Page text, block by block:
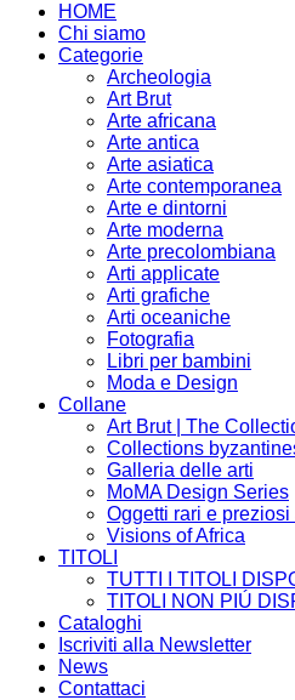
HOME
Chi siamo
Categorie
Archeologia
Art Brut
Arte africana
Arte antica
Arte asiatica
Arte contemporanea
Arte e dintorni
Arte moderna
Arte precolombiana
Arti applicate
Arti grafiche
Arti oceaniche
Fotografia
Libri per bambini
Moda e Design
Collane
Art Brut | The
Collections
Galleria delle arti
MoMA Design Series
Oggetti rari e preziosi
Visions of Africa
TITOLI
TUTTI I TITOLI
TITOLI NON PIÚ
Cataloghi
Iscriviti alla Newsletter
News
Contattaci